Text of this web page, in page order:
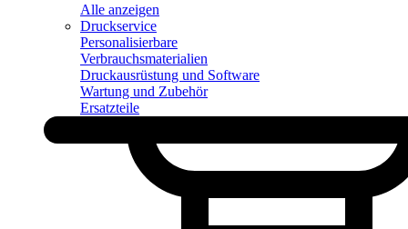
Alle anzeigen
Druckservice
Personalisierbare
Verbrauchsmaterialien
Druckausrüstung und Software
Wartung und Zubehör
Ersatzteile